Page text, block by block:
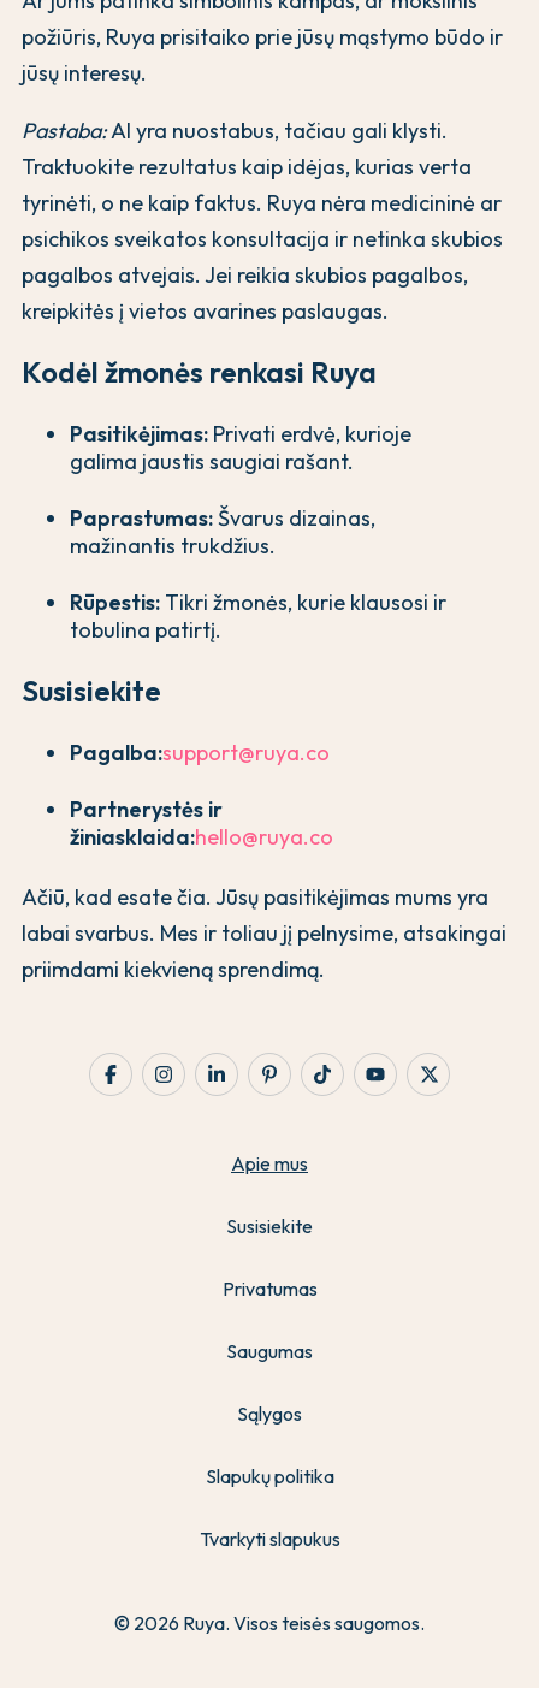
požiūris, Ruya prisitaiko prie jūsų mąstymo būdo ir
jūsų interesų.
Pastaba:AI yra nuostabus, tačiau gali klysti.
Traktuokite rezultatus kaip idėjas, kurias verta
tyrinėti, o ne kaip faktus. Ruya nėra medicininė ar
psichikos sveikatos konsultacija ir netinka skubios
pagalbos atvejais. Jei reikia skubios pagalbos,
kreipkitės į vietos avarines paslaugas.
Kodėl žmonės renkasi Ruya
Pasitikėjimas: Privati erdvė, kurioje
galima jaustis saugiai rašant.
Paprastumas:Švarus dizainas,
mažinantis trukdžius.
Rūpestis: Tikri žmonės, kurie klausosi ir
tobulina patirtį.
Susisiekite
Pagalba:support@ruya.co
Partnerystės ir
žiniasklaida:hello@ruya.co
Ačiū, kad esate čia. Jūsų pasitikėjimas mums yra
labai svarbus. Mes ir toliau jį pelnysime, atsakingai
priimdami kiekvieną sprendimą.
Apie mus
Susisiekite
Privatumas
Saugumas
Sąlygos
Slapukų politika
Tvarkyti slapukus
© 2026 Ruya. Visos teisės saugomos.